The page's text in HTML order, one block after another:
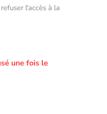
l'accès à la
une fois le